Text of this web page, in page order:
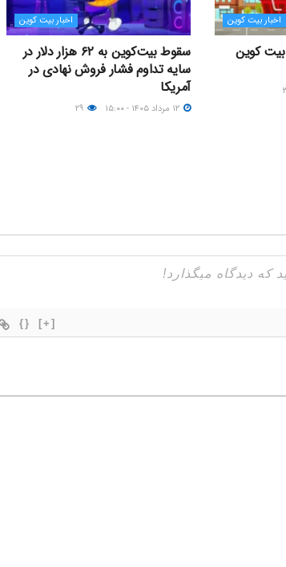
اخبار بیت کوین
شرکت استراتژی ۱٬۶۳۸ بیت کوین
اخبار بیت کوین
سقوط بیت‌کوین به ۶۲ هزار دلار در
سایه تداوم فشار فروش نهادی در
آمریکا
{} [+]